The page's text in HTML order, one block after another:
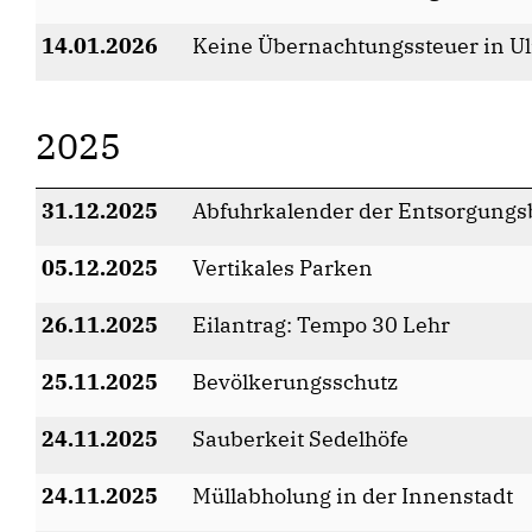
14.01.2026 Keine Übernachtungssteuer in
2025
31.12.2025 Abfuhrkalender der
05.12.2025 Vertikales Parken
26.11.2025 Eilantrag: Tempo 30 Lehr
25.11.2025 Bevölkerungsschutz
24.11.2025 Sauberkeit Sedelhöfe
24.11.2025 Müllabholung in der Innenstadt